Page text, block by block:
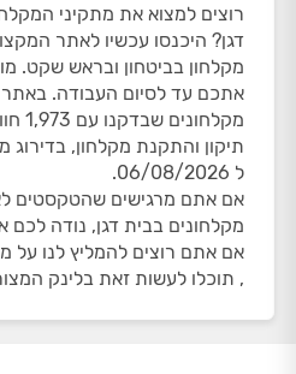
רוצים למצוא את מתקיני
דגן? היכנסו עכשיו לאתר
מקלחון בביטחון ובראש שקט.
ל 06/08/2026.
אם אתם מרגישים שהטקסטים
מקלחונים בבית דגן, נודה לכם
אם אתם רוצים להמליץ לנו על
, תוכלו לעשות זאת בלינק